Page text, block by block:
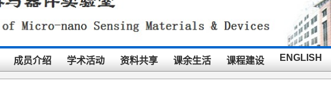
成员介绍 学术活动 资料共享 课余生活 课程建设 ENGLISH